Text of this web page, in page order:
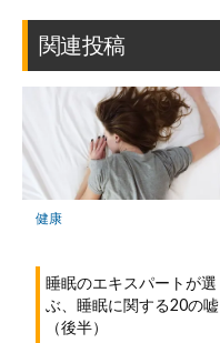
ク
ー
ク
に
保
存
関連投稿
健康
睡眠のエキスパートが選
ぶ、睡眠に関する20の嘘
（後半）